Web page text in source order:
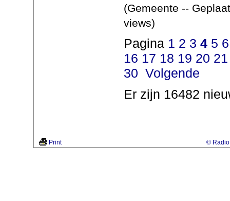
(Gemeente --
views)
Pagina 1 2 3 4 5 6
16 17 18 19 20 21
30 Volgende
Er zijn 16482
Print © Radio